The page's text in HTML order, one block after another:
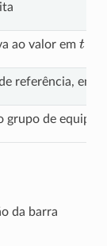
ao valor em t
referência, em
grupo de
da barra